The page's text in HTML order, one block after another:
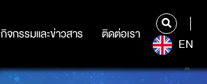
กิจกรรมและข่าวสาร ติดต่อเรา
กิจกรรมและข่าวสาร ติดต่อเรา
EN